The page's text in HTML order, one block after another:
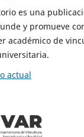
es una
y promueve
académico de
actual